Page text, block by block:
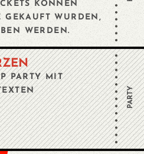
KÖNNEN
GEKAUFT WURDEN,
WERDEN.
PARTY MIT
PARTY